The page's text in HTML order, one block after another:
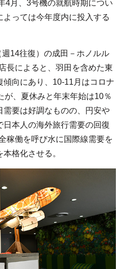
4月、3号機の就航時期につい
っては今年度内に投入する
14往復）の成田－ホノルル
長によると、羽田を含めた東
向にあり、10-11月はコロナ
が、夏休みと年末年始は10％
要は好調なものの、円安や
本人の海外旅行需要の回復
稼働を呼び水に国際線需要を
格化させる。